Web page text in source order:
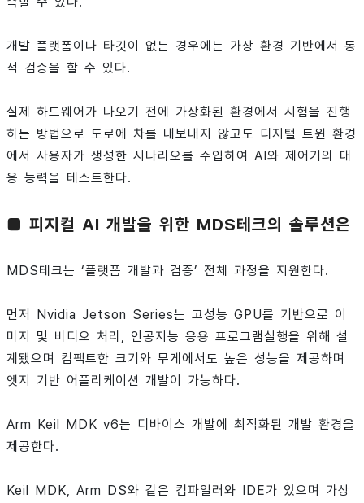
개발 플랫폼이나 타깃이 없는 경우에는 가상 환경 기반에서 동
적 검증을 할 수 있다.
실제 하드웨어가 나오기 전에 가상화된 환경에서 시험을 진행
하는 방법으로 도로에 차를 내보내지 않고도 디지털 트윈 환경
에서 사용자가 생성한 시나리오를 주입하여 AI와 제어기의 대
응 능력을 테스트한다.
■ 피지컬 AI 개발을 위한 MDS테크의 솔루션은
MDS테크는 ‘플랫폼 개발과 검증’ 전체 과정을 지원한다.
먼저 Nvidia Jetson Series는 고성능 GPU를 기반으로 이
미지 및 비디오 처리, 인공지능 응용 프로그램실행을 위해 설
계됐으며 컴팩트한 크기와 무게에서도 높은 성능을 제공하며
엣지 기반 어플리케이션 개발이 가능하다.
Arm Keil MDK v6는 디바이스 개발에 최적화된 개발 환경을
제공한다.
Keil MDK, Arm DS와 같은 컴파일러와 IDE가 있으며 가상